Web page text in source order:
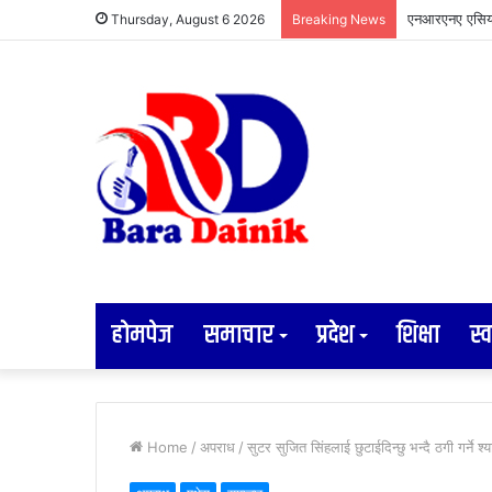
Thursday, August 6 2026 Breaking News अव्यवस्थित तार
होमपेज समाचार प्रदेश शिक्षा
Home / अपराध / सुटर सुजित सिंहलाई छुटाईदिन्छु भन्दै ठगी गर्ने